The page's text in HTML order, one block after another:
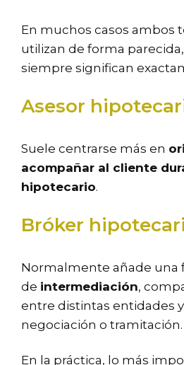
En muchos casos ambos
utilizan de forma
siempre significan
Asesor
Suele centrarse más en
acompañar al cliente
hipotecario.
Bróker
Normalmente añade una
de intermediación,
entre distintas entidades
negociación o tramitación.
En la práctica, lo más